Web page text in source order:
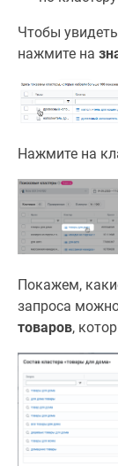
Чтобы увидеть
нажмите на
Нажмите на
Покажем,
запроса
товаров,